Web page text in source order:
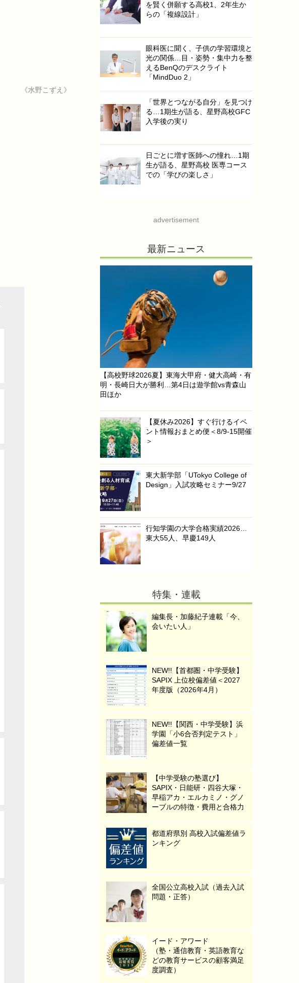
《水野こずえ》
を賢く併願する高校1、2年生か
らの「複線設計」
眼科医に聞く、子供の学習環境と
光の関係…目・姿勢・集中力を整
えるBenQのデスクライト
「MindDuo 2」
「世界とつながる自分」を見つけ
る…1期生が語る、星野高校GFC
入学後の実り
日ごとに増す医師への憧れ…1期
生が語る、星野高校 医専コース
での「学びの楽しさ」
advertisement
最新ニュース
【高校野球2026夏】東海大甲府・健大高崎・有
明・長崎日大が勝利…第4日は遊学館vs青森山
田ほか
【夏休み2026】すぐ行けるイベ
ント情報おまとめ便＜8/9-15開催
＞
東大新学部「UTokyo College of
Design」入試攻略セミナー9/27
行知学園の大学合格実績2026…
東大55人、早慶149人
特集・連載
編集長・加藤紀子連載「今、
会いたい人」
NEW!!【首都圏・中学受験】
SAPIX 上位校偏差値＜2027
年度版（2026年4月）
NEW!!【関西・中学受験】浜
学園「小6合否判定テスト」
偏差値一覧
【中学受験の塾選び】
SAPIX・日能研・四谷大塚・
早稲アカ・エルカミノ・グノ
ーブルの特徴・費用と合格力
都道府県別 高校入試偏差値ラ
ンキング
全国公立高校入試（過去入試
問題・正答）
イード・アワード
（塾・通信教育・英語教育な
どの教育サービスの顧客満足
度調査）